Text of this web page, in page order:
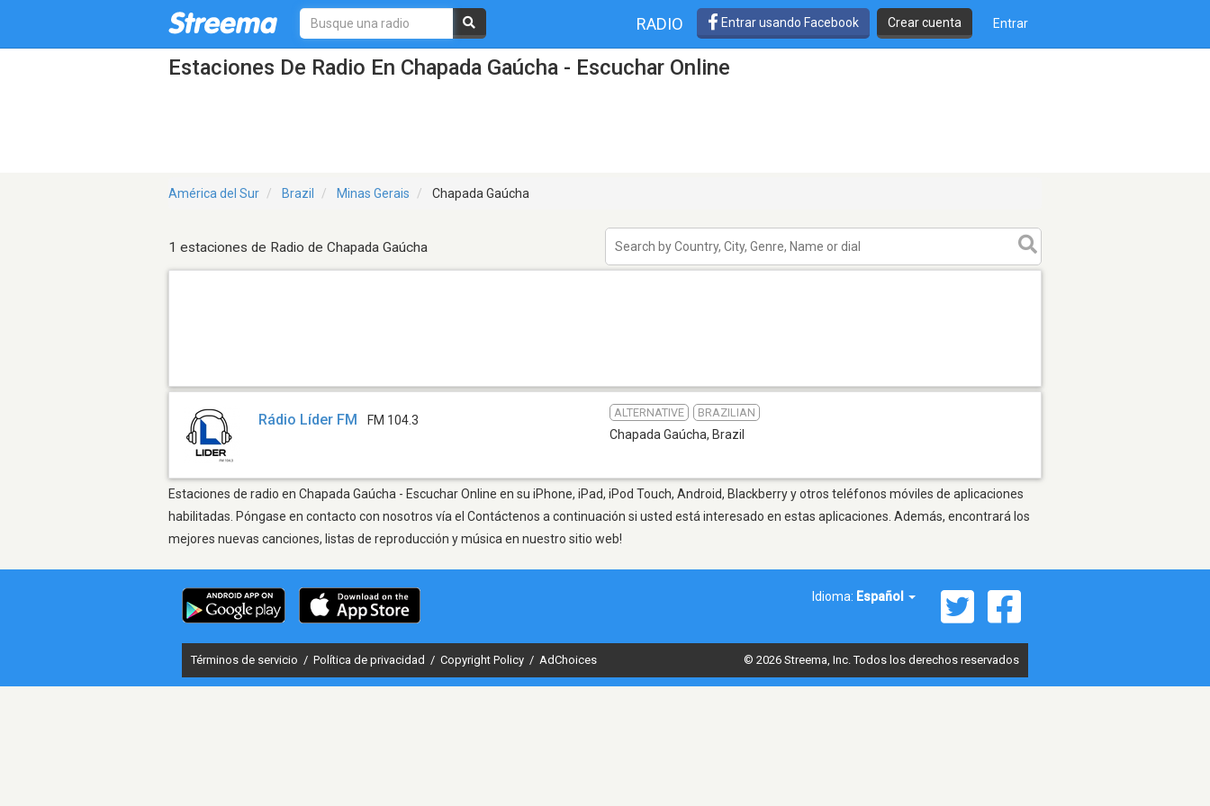
RADIO Entrar usando Facebook Crear cuenta Entrar
Estaciones De Radio En Chapada Gaúcha - Escuchar Online
América del Sur Brazil Minas Gerais Chapada Gaúcha
1 estaciones de Radio de Chapada Gaúcha
Rádio Líder FM FM 104.3
ALTERNATIVE BRAZILIAN
Chapada Gaúcha, Brazil
Estaciones de radio en Chapada Gaúcha - Escuchar Online en su iPhone, iPad, iPod Touch, Android, Blackberry y otros teléfonos móviles de aplicaciones
habilitadas. Póngase en contacto con nosotros vía el Contáctenos a continuación si usted está interesado en estas aplicaciones. Además, encontrará los
mejores nuevas canciones, listas de reproducción y música en nuestro sitio web!
Idioma: Español
Términos de servicio / Política de privacidad / Copyright Policy / AdChoices © 2026 Streema, Inc. Todos los derechos reservados